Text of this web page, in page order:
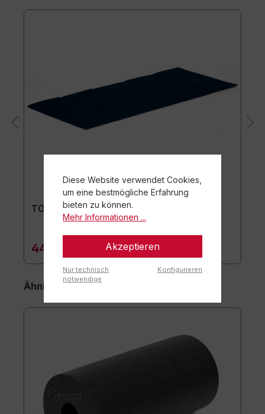
TOGU Premium Easy Matte
44,90 €*
Ähnliche Artikel
Diese Website verwendet Cookies,
um eine bestmögliche Erfahrung
bieten zu können.
Mehr Informationen ...
Akzeptieren
Nur technisch
notwendige
Konfigurieren